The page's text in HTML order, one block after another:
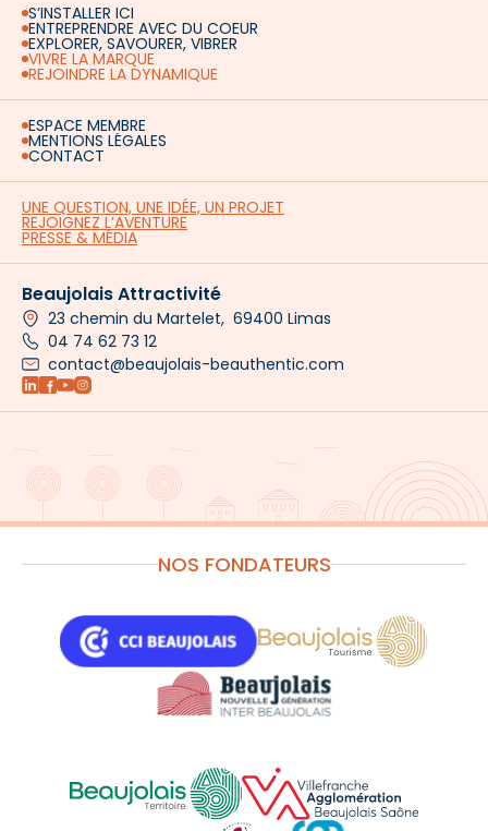
Beaujolais Attractivité
23 chemin du Martelet, 69400 Limas
04 74 62 73 12
contact@beaujolais-beauthentic.com
S’INSTALLER ICI
ENTREPRENDRE AVEC DU COEUR
EXPLORER, SAVOURER, VIBRER
VIVRE LA MARQUE
REJOINDRE LA DYNAMIQUE
ESPACE MEMBRE
MENTIONS LÉGALES
CONTACT
UNE QUESTION, UNE IDÉE, UN PROJET
REJOIGNEZ L’AVENTURE
PRESSE & MÉDIA
NOS FONDATEURS